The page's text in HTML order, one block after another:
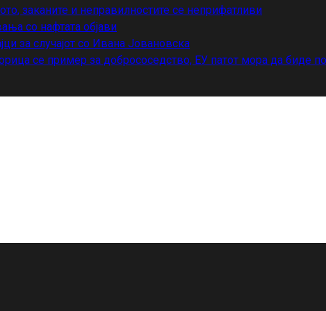
заканите и неправилностите се неприфатливи
со нафтата објави
за случајот со Ивана Јовановска
се пример за добрососедство, ЕУ патот мора да биде